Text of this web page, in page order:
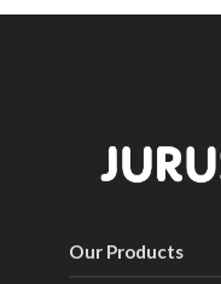
Our Products